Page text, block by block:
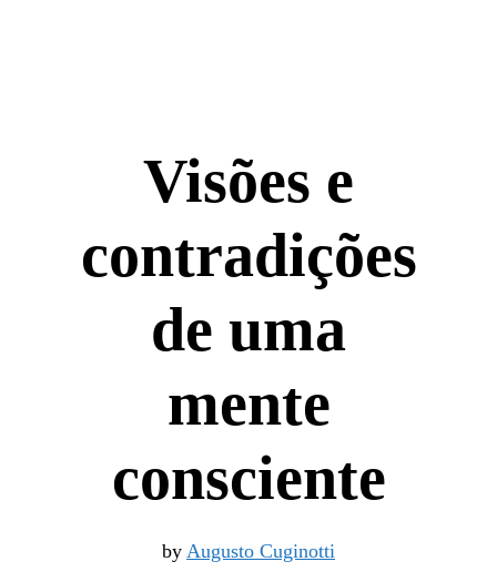
Visões e
contradições
de uma
mente
consciente
by Augusto Cuginotti